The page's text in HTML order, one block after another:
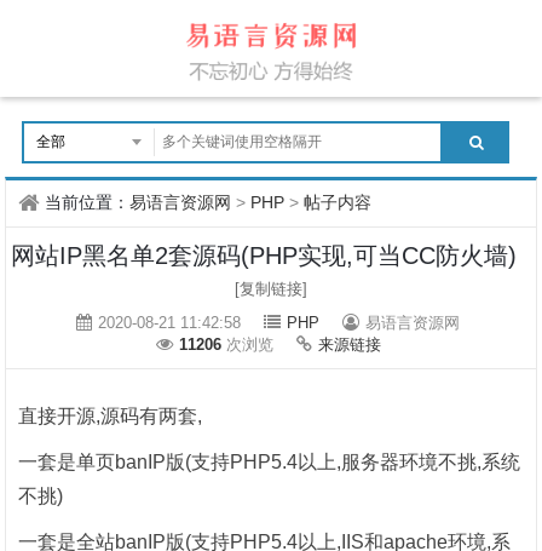
当前位置：易语言资源网 > PHP >帖子内容
网站IP黑名单2套源码(PHP实现,可当CC防火墙)
[复制链接]
2020-08-21 11:42:58
PHP
易语言资源网
11206 次浏览 来源链接
直接开源,源码有两套,
一套是单页banIP版(支持PHP5.4以上,服务器环境不挑,系统
不挑)
一套是全站banIP版(支持PHP5.4以上,IIS和apache环境,系